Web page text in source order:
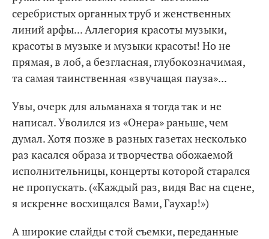
серебристых органных труб и женственных
линий арфы... Аллегория красоты музыки,
красоты в музыке и музыки красоты! Но не
прямая, в лоб, а безгласная, глубокозначимая,
та самая таинственная «звучащая пауза»...
Увы, очерк для альманаха я тогда так и не
написал. Уволился из «Онера» раньше, чем
думал. Хотя позже в разных газетах несколько
раз касался образа и творчества обожаемой
исполнительницы, концерты которой старался
не пропускать. («Каждый раз, видя Вас на сцене,
я искренне восхищался Вами, Гаухар!»)
А широкие слайды с той съемки, переданные